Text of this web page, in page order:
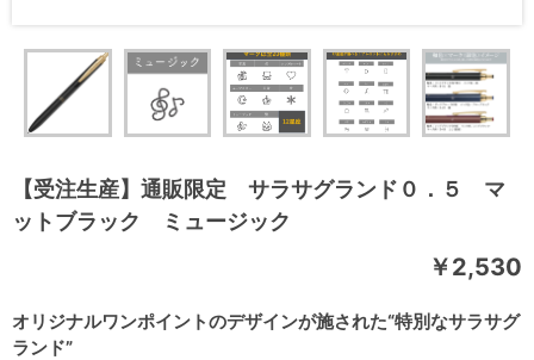
【受注生産】通販限定 サラサグランド０．５ マ
ットブラック ミュージック
オリジナルワンポイントのデザインが施された“特別なサラサグ
ランド”
￥2,530